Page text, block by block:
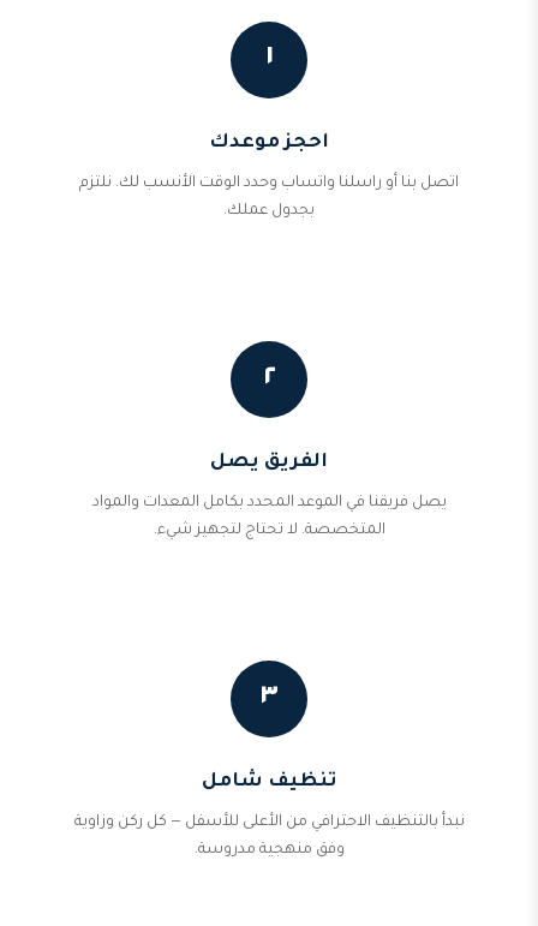
١
احجز موعدك
اتصل بنا أو راسلنا واتساب وحدد الوقت الأنسب لك. نلتزم
بجدول عملك.
٢
الفريق يصل
يصل فريقنا في الموعد المحدد بكامل المعدات والمواد
المتخصصة. لا تحتاج لتجهيز شيء.
٣
تنظيف شامل
نبدأ بالتنظيف الاحترافي من الأعلى للأسفل — كل ركن وزاوية
وفق منهجية مدروسة.